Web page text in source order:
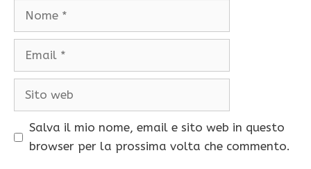
Nome
Email
Sito
Salva il mio nome, email e sito web in questo
browser per la prossima volta che commento.